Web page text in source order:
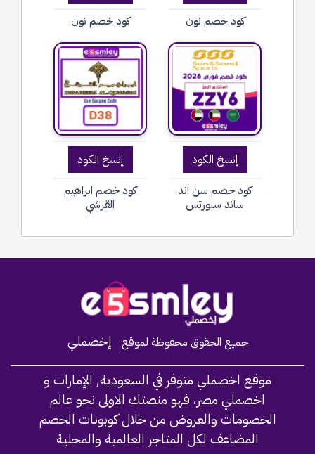
كود خصم نون كود خصم نون
إنسخ الكود
كود خصم سن اند
ساند سبورتس
إنسخ الكود
كود خصم ابراهيم
القرشي
جميع الحقوق محفوظة لموقع
إخصملي
موقع اخصملي متوفر في السعودية, الإمارات و
اخصملي مصر، فهو منصتك الاولى نحو عالم
الخصومات والعروض من خلال كوبونات الخصم
المضاعف لكل المتاجر العالمية والمحلية